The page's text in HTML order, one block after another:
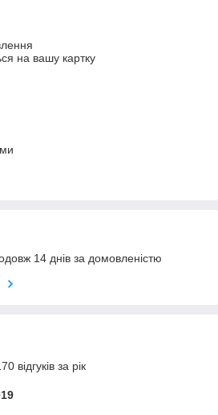
на вашу картку
14 днів за домовленістю
відгуків за рік